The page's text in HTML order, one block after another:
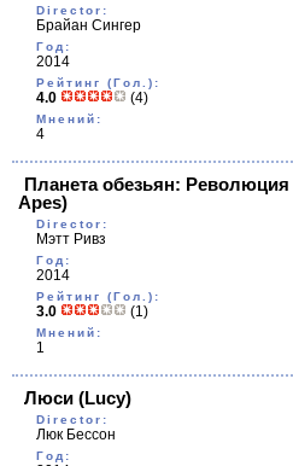
Director:
Брайан Сингер
Год:
2014
Рейтинг (Гол.):
4.0 (4)
Мнений:
4
Планета обезьян: Революция
Apes)
Director:
Мэтт Ривз
Год:
2014
Рейтинг (Гол.):
3.0 (1)
Мнений:
1
Люси (Lucy)
Director:
Люк Бессон
Год: